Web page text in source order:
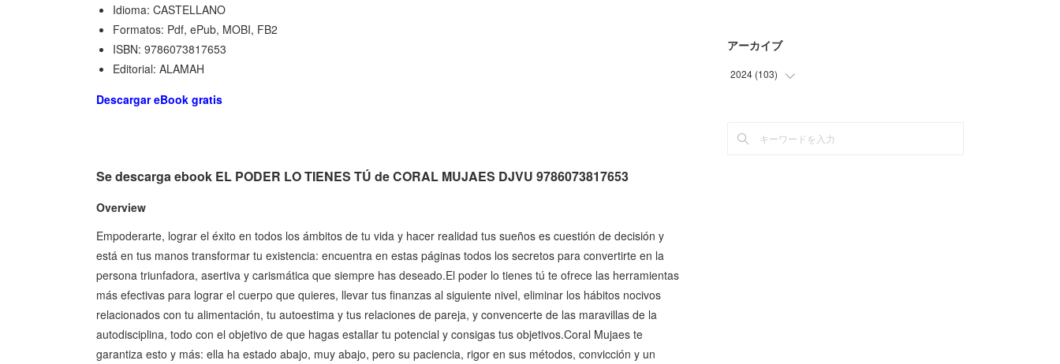
Idioma: CASTELLANO
Formatos: Pdf, ePub, MOBI, FB2
ISBN: 9786073817653
Editorial: ALAMAH
Descargar eBook gratis
Se descarga ebook EL PODER LO TIENES TÚ de CORAL MUJAES DJVU 9786073817653
Overview
Empoderarte, lograr el éxito en todos los ámbitos de tu vida y hacer realidad tus sueños es cuestión de decisión y
está en tus manos transformar tu existencia: encuentra en estas páginas todos los secretos para convertirte en la
persona triunfadora, asertiva y carismática que siempre has deseado.El poder lo tienes tú te ofrece las herramientas
más efectivas para lograr el cuerpo que quieres, llevar tus finanzas al siguiente nivel, eliminar los hábitos nocivos
relacionados con tu alimentación, tu autoestima y tus relaciones de pareja, y convencerte de las maravillas de la
autodisciplina, todo con el objetivo de que hagas estallar tu potencial y consigas tus objetivos.Coral Mujaes te
garantiza esto y más: ella ha estado abajo, muy abajo, pero su paciencia, rigor en sus métodos, convicción y un
アーカイブ
2024 (103)